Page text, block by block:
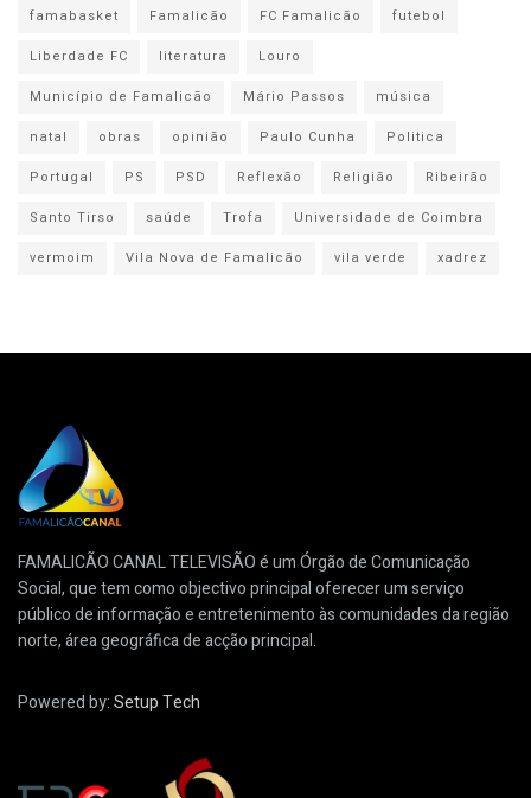
famabasket
Famalicão FC Famalicão
futebol
Liberdade FC
literatura
Louro
Município de Famalicão
Mário Passos
música
natal
obras opinião Paulo Cunha
Politica
Portugal
PS PSD Reflexão Religião
Ribeirão
Santo Tirso
saúde Trofa
Universidade de Coimbra
vermoim
Vila Nova de Famalicão vila verde xadrez
FAMALICÃO CANAL TELEVISÃO é um Órgão de Comunicação
Social, que tem como objectivo principal oferecer um serviço
público de informação e entretenimento às comunidades da região
norte, área geográfica de acção principal.
Powered by:Setup Tech